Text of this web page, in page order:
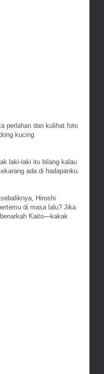
perlahan dan kulihat foto
kucing
laki-laki itu bilang kalau
ada di hadapanku.
Hiroshi
di masa lalu? Jika
benarkah Kaito—kakak